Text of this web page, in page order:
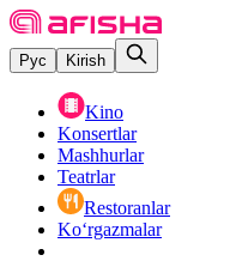
Рус Kirish
Kino
Konsertlar
Mashhurlar
Teatrlar
Restoranlar
Ko‘rgazmalar